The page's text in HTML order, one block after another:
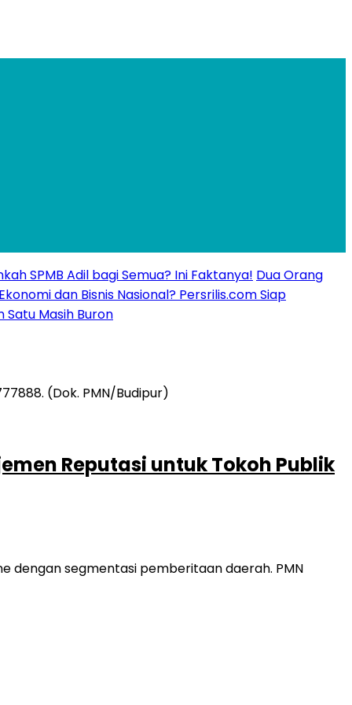
SPMB Adil bagi Semua? Ini Faktanya! Dua Orang
dan Bisnis Nasional? Persrilis.com Siap
Satu Masih Buron
Reputasi untuk Tokoh Publik
dengan segmentasi pemberitaan daerah. PMN